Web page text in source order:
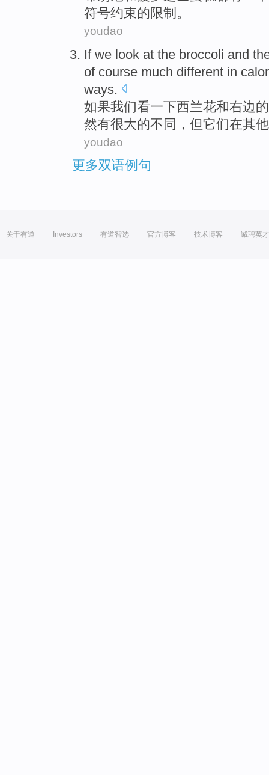
符号约束的 限制 。
youdao
If we look at the broccoli and
of course much different in
ways.
如果我们看一下西兰花和右边的
然有很大的不同 ， 但它们在其他
youdao
更多双语例句
关于有道 Investors 有道智选 官方博客 技术博客 诚聘英才